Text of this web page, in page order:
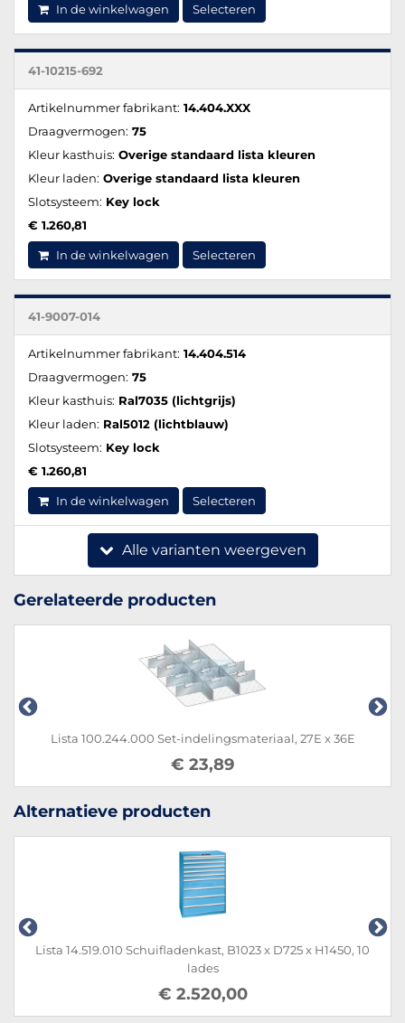
In de winkelwagen Selecteren
41-10215-692
Artikelnummer fabrikant: 14.404.XXX
Draagvermogen: 75
Kleur kasthuis: Overige standaard lista kleuren
Kleur laden: Overige standaard lista kleuren
Slotsysteem: Key lock
€ 1.260,81
In de winkelwagen Selecteren
41-9007-014
Artikelnummer fabrikant: 14.404.514
Draagvermogen: 75
Kleur kasthuis: Ral7035 (lichtgrijs)
Kleur laden: Ral5012 (lichtblauw)
Slotsysteem: Key lock
€ 1.260,81
In de winkelwagen Selecteren
Alle varianten weergeven
Gerelateerde producten
Lista 100.244.000 Set-indelingsmateriaal, 27E x 36E
€ 23,89
Alternatieve producten
Lista 14.519.010 Schuifladenkast, B1023 x D725 x H1450, 10
lades
€ 2.520,00